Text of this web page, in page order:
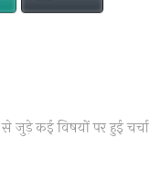
से जुड़े कई विषयों पर हुई चर्चा